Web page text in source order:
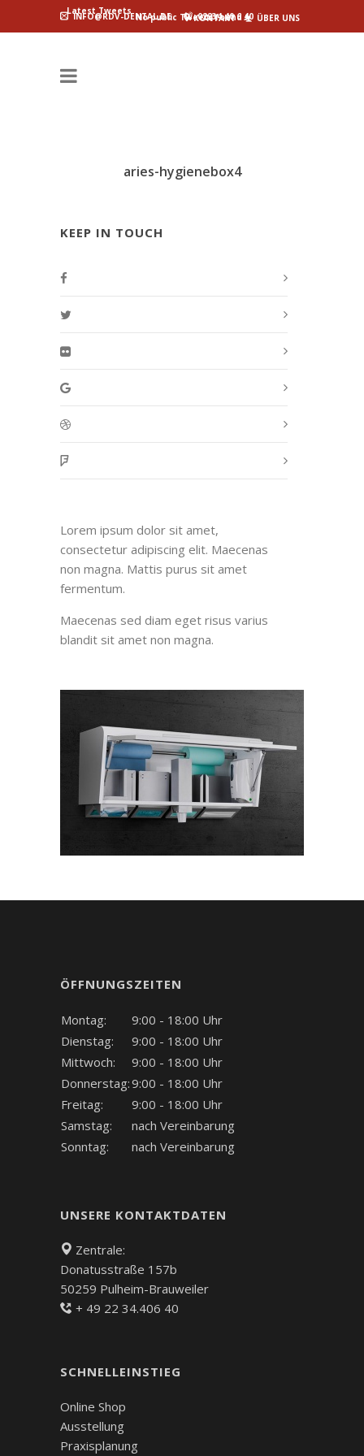
INFO@RDV-DENTAL.DE 02234 40 6 40
Latest Tweets
No public Tweets found
KONTAKT ÜBER UNS
aries-hygienebox4
KEEP IN TOUCH
Lorem ipsum dolor sit amet,
consectetur adipiscing elit. Maecenas
non magna. Mattis purus sit amet
fermentum.
Maecenas sed diam eget risus varius
blandit sit amet non magna.
ÖFFNUNGSZEITEN
Montag:
9:00 - 18:00 Uhr
Dienstag:
9:00 - 18:00 Uhr
Mittwoch:
9:00 - 18:00 Uhr
Donnerstag:9:00 - 18:00 Uhr
Freitag:
9:00 - 18:00 Uhr
Samstag:
nach Vereinbarung
Sonntag:
nach Vereinbarung
UNSERE KONTAKTDATEN
Zentrale:
Donatusstraße 157b
50259 Pulheim-Brauweiler
+ 49 22 34.406 40
SCHNELLEINSTIEG
Online Shop
Ausstellung
Praxisplanung